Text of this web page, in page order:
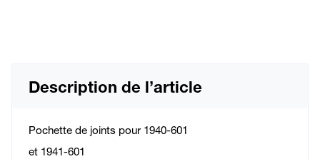
Description de l’article
Pochette de joints pour 1940-601
et 1941-601